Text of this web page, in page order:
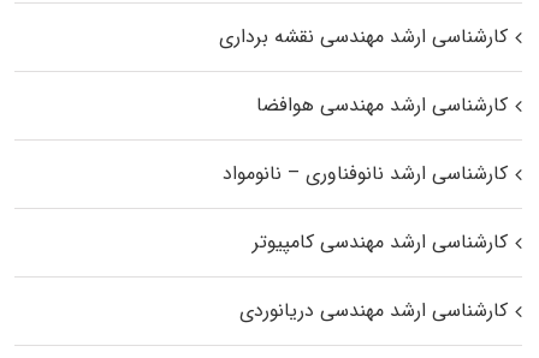
کارشناسی ارشد مهندسی نقشه برداری
کارشناسی ارشد مهندسی هوافضا
کارشناسی ارشد نانوفناوری – نانومواد
کارشناسی ارشد مهندسی کامپیوتر
کارشناسی ارشد مهندسی دریانوردی